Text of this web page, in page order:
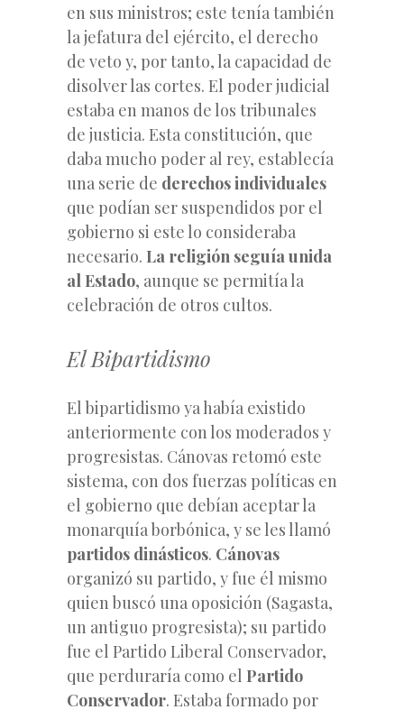
en sus ministros; este tenía también
la jefatura del ejército, el derecho
de veto y, por tanto, la capacidad de
disolver las cortes. El poder judicial
estaba en manos de los tribunales
de justicia. Esta constitución, que
daba mucho poder al rey, establecía
una serie de derechos individuales
que podían ser suspendidos por el
gobierno si este lo consideraba
necesario. La religión seguía unida
al Estado, aunque se permitía la
celebración de otros cultos.
El Bipartidismo
El bipartidismo ya había existido
anteriormente con los moderados y
progresistas. Cánovas retomó este
sistema, con dos fuerzas políticas en
el gobierno que debían aceptar la
monarquía borbónica, y se les llamó
partidos dinásticos. Cánovas
organizó su partido, y fue él mismo
quien buscó una oposición (Sagasta,
un antiguo progresista); su partido
fue el Partido Liberal Conservador,
que perduraría como el Partido
Conservador. Estaba formado por